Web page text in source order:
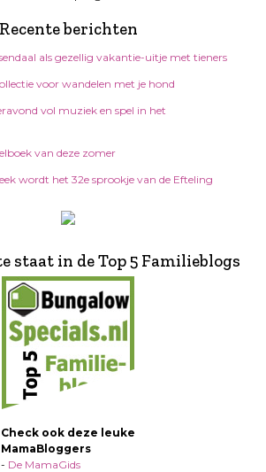
Recente berichten
als gezellig vakantie-uitje met tieners
voor wandelen met je hond
vol muziek en spel in het
van deze zomer
wordt het 32e sprookje van de Efteling
staat in de Top 5 Familieblogs
Check ook deze leuke
MamaBloggers
- De MamaGids